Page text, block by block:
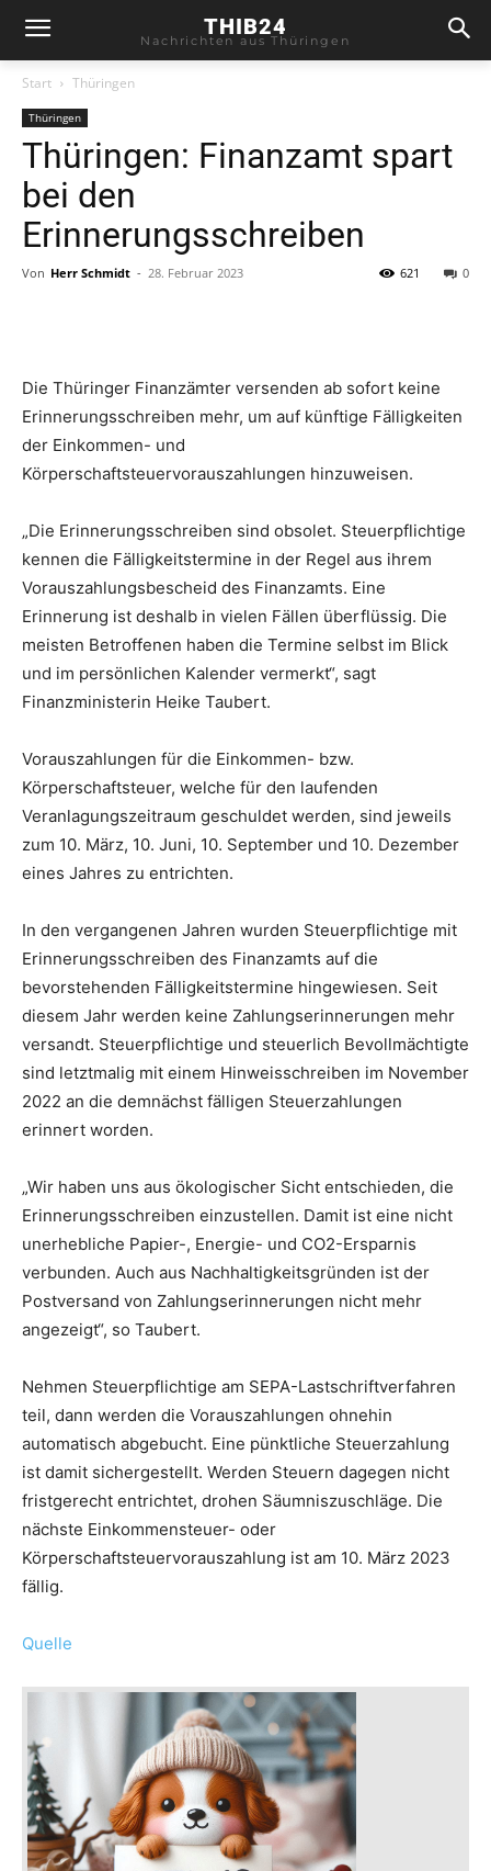
THIB24
Nachrichten aus Thüringen
Start Thüringen
Thüringen
Thüringen: Finanzamt spart
bei den
Erinnerungsschreiben
Von Herr Schmidt - 28. Februar 2023 0
621
Die Thüringer Finanzämter versenden ab sofort keine
Erinnerungsschreiben mehr, um auf künftige Fälligkeiten
der Einkommen- und
Körperschaftsteuervorauszahlungen hinzuweisen.
„Die Erinnerungsschreiben sind obsolet. Steuerpflichtige
kennen die Fälligkeitstermine in der Regel aus ihrem
Vorauszahlungsbescheid des Finanzamts. Eine
Erinnerung ist deshalb in vielen Fällen überflüssig. Die
meisten Betroffenen haben die Termine selbst im Blick
und im persönlichen Kalender vermerkt“, sagt
Finanzministerin Heike Taubert.
Vorauszahlungen für die Einkommen- bzw.
Körperschaftsteuer, welche für den laufenden
Veranlagungszeitraum geschuldet werden, sind jeweils
zum 10. März, 10. Juni, 10. September und 10. Dezember
eines Jahres zu entrichten.
In den vergangenen Jahren wurden Steuerpflichtige mit
Erinnerungsschreiben des Finanzamts auf die
bevorstehenden Fälligkeitstermine hingewiesen. Seit
diesem Jahr werden keine Zahlungserinnerungen mehr
versandt. Steuerpflichtige und steuerlich Bevollmächtigte
sind letztmalig mit einem Hinweisschreiben im November
2022 an die demnächst fälligen Steuerzahlungen
erinnert worden.
„Wir haben uns aus ökologischer Sicht entschieden, die
Erinnerungsschreiben einzustellen. Damit ist eine nicht
unerhebliche Papier-, Energie- und CO2-Ersparnis
verbunden. Auch aus Nachhaltigkeitsgründen ist der
Postversand von Zahlungserinnerungen nicht mehr
angezeigt“, so Taubert.
Nehmen Steuerpflichtige am SEPA-Lastschriftverfahren
teil, dann werden die Vorauszahlungen ohnehin
automatisch abgebucht. Eine pünktliche Steuerzahlung
ist damit sichergestellt. Werden Steuern dagegen nicht
fristgerecht entrichtet, drohen Säumniszuschläge. Die
nächste Einkommensteuer- oder
Körperschaftsteuervorauszahlung ist am 10. März 2023
fällig.
Quelle